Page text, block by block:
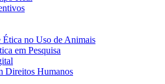
Ética no Uso de Animais
em Pesquisa
Direitos Humanos